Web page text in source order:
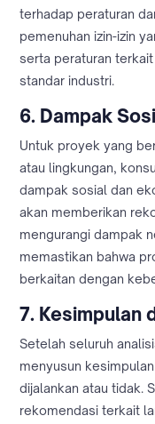
terhadap peraturan
pemenuhan izin-izin
serta peraturan
standar industri.
6. Dampak
Untuk proyek yang
atau lingkungan,
dampak sosial dan
akan memberikan
mengurangi dampak
memastikan bahwa
berkaitan dengan
7. Kesimpulan
Setelah seluruh
menyusun
dijalankan atau tidak.
rekomendasi terkait